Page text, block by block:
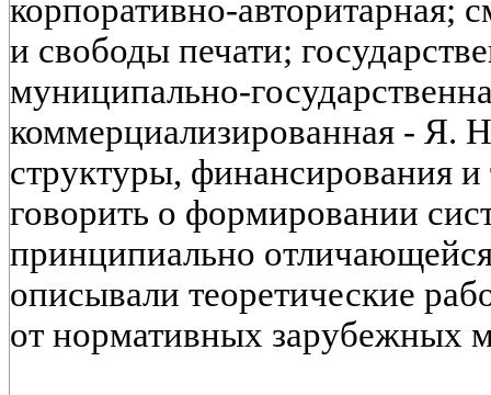
корпоративно-авторитарная;
и свободы печати;
муниципально-
коммерциализированная - Я.
структуры, финансирования и
говорить о формировании
принципиально
описывали теоретические
от нормативных зарубежных